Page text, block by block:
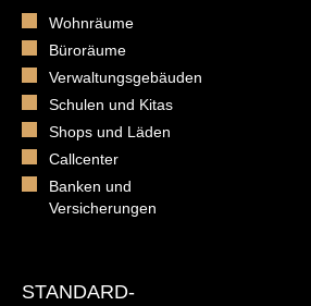
Wohnräume
Büroräume
Verwaltungsgebäuden
Schulen und Kitas
Shops und Läden
Callcenter
Banken und
Versicherungen
STANDARD-